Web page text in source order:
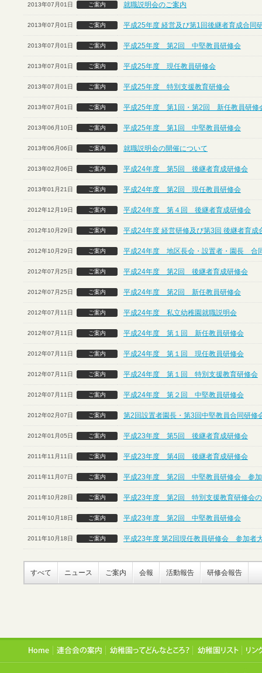
2013年07月01日 ご案内 就職説明会のご案内
2013年07月01日 ご案内 平成25年度 経営及び第1回後継者育成合同
2013年07月01日 ご案内 平成25年度 第2回 中堅教員研修会
2013年07月01日 ご案内 平成25年度 現任教員研修会
2013年07月01日 ご案内 平成25年度 特別支援教育研修会
2013年07月01日 ご案内 平成25年度 第1回・第2回 新任教員研修
2013年06月10日 ご案内 平成25年度 第1回 中堅教員研修会
2013年06月06日 ご案内 就職説明会の開催について
2013年02月06日 ご案内 平成24年度 第5回 後継者育成研修会
2013年01月21日 ご案内 平成24年度 第2回 現任教員研修会
2012年12月19日 ご案内 平成24年度 第４回 後継者育成研修会
2012年10月29日 ご案内 平成24年度 経営研修及び第3回 後継者育成
2012年10月29日 ご案内 平成24年度 地区長会・設置者・園長 合
2012年07月25日 ご案内 平成24年度 第2回 後継者育成研修会
2012年07月25日 ご案内 平成24年度 第2回 新任教員研修会
2012年07月11日 ご案内 平成24年度 私立幼稚園就職説明会
2012年07月11日 ご案内 平成24年度 第１回 新任教員研修会
2012年07月11日 ご案内 平成24年度 第１回 現任教員研修会
2012年07月11日 ご案内 平成24年度 第１回 特別支援教育研修会
2012年07月11日 ご案内 平成24年度 第２回 中堅教員研修会
2012年02月07日 ご案内 第2回設置者園長・第3回中堅教員合同研修
2012年01月05日 ご案内 平成23年度 第5回 後継者育成研修会
2011年11月11日 ご案内 平成23年度 第4回 後継者育成研修会
2011年11月07日 ご案内 平成23年度 第2回 中堅教員研修会 参加
2011年10月28日 ご案内 平成23年度 第2回 特別支援教育研修会
2011年10月18日 ご案内 平成23年度 第2回 中堅教員研修会
2011年10月18日 ご案内 平成23年度 第2回現任教員研修会 参加者
すべて ニュース ご案内 会報 活動報告 研修会報告